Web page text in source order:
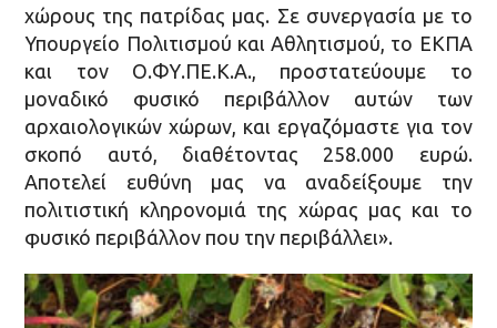
χώρους της πατρίδας μας. Σε συνεργασία με το
Υπουργείο Πολιτισμού και Αθλητισμού, το ΕΚΠΑ
και τον Ο.ΦΥ.ΠΕ.Κ.Α., προστατεύουμε το
μοναδικό φυσικό περιβάλλον αυτών των
αρχαιολογικών χώρων, και εργαζόμαστε για τον
σκοπό αυτό, διαθέτοντας 258.000 ευρώ.
Αποτελεί ευθύνη μας να αναδείξουμε την
πολιτιστική κληρονομιά της χώρας μας και το
φυσικό περιβάλλον που την περιβάλλει».